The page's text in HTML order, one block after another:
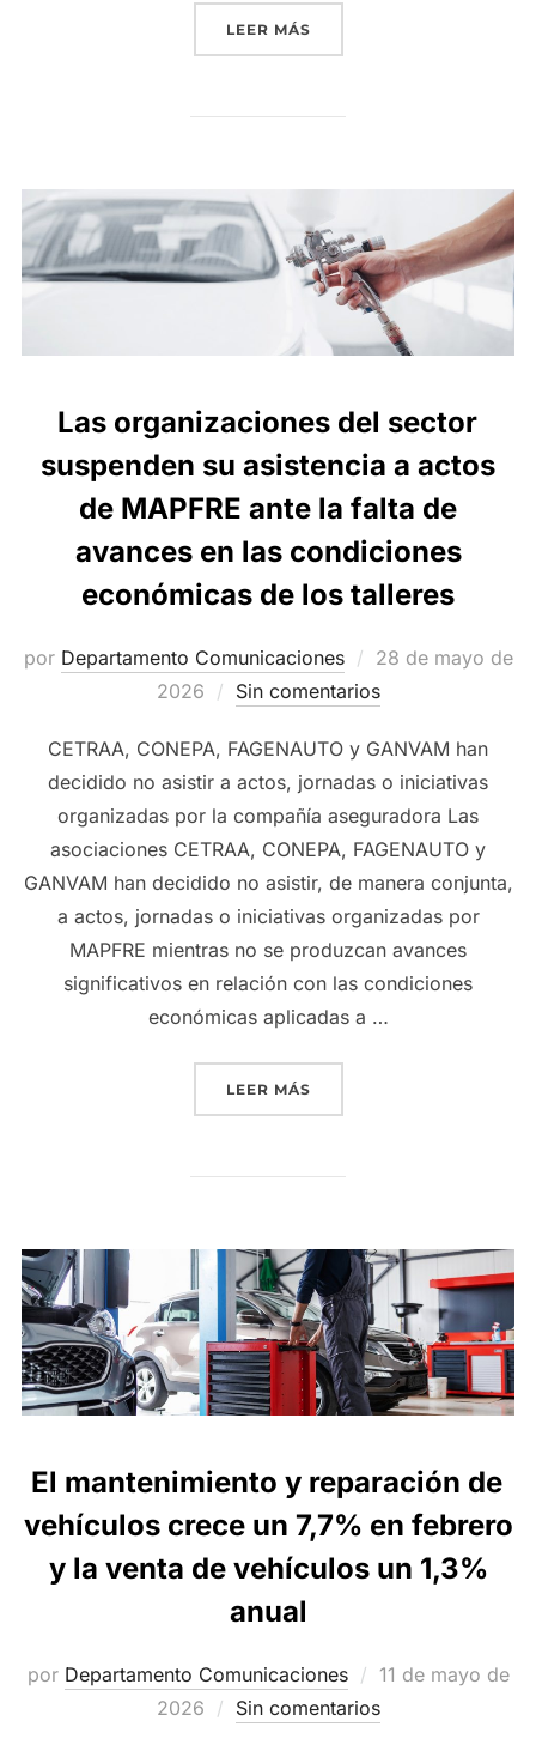
LEER MÁS«LOS TALLERES ELEVAN
Las organizaciones del sector
suspenden su asistencia a actos
de MAPFRE ante la falta de
avances en las condiciones
económicas de los talleres
por Departamento Comunicaciones
Publicado
el
28 de mayo de
2026
Sin comentarios
CETRAA, CONEPA, FAGENAUTO y GANVAM han
decidido no asistir a actos, jornadas o iniciativas
organizadas por la compañía aseguradora Las
asociaciones CETRAA, CONEPA, FAGENAUTO y
GANVAM han decidido no asistir, de manera conjunta,
a actos, jornadas o iniciativas organizadas por
MAPFRE mientras no se produzcan avances
significativos en relación con las condiciones
económicas aplicadas a …
LEER MÁS«LAS ORGANIZACIONES
El mantenimiento y reparación de
vehículos crece un 7,7% en febrero
y la venta de vehículos un 1,3%
anual
por Departamento Comunicaciones
Publicado
el
11 de mayo de
2026
Sin comentarios